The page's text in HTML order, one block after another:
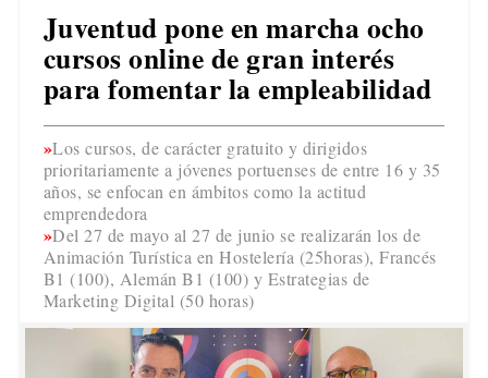
Juventud pone en marcha ocho
cursos online de gran interés
para fomentar la empleabilidad
Los cursos, de carácter gratuito y dirigidos
prioritariamente a jóvenes portuenses de entre 16 y 35
años, se enfocan en ámbitos como la actitud
emprendedora
Del 27 de mayo al 27 de junio se realizarán los de
Animación Turística en Hostelería (25horas), Francés
B1 (100), Alemán B1 (100) y Estrategias de
Marketing Digital (50 horas)